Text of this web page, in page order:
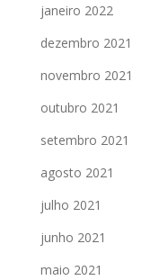
janeiro 2022
dezembro 2021
novembro 2021
outubro 2021
setembro 2021
agosto 2021
julho 2021
junho 2021
maio 2021